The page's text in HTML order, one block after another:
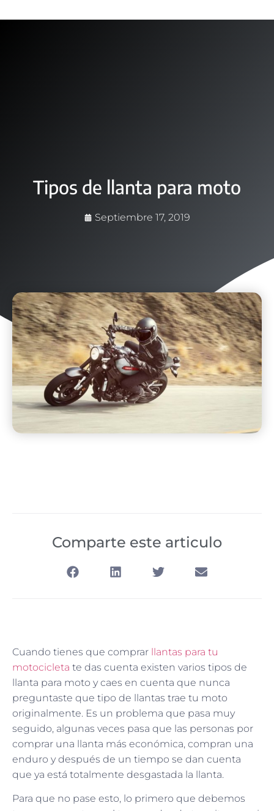
Tipos de llanta para moto
Septiembre 17, 2019
Comparte este articulo
Cuando tienes que comprar llantas para tu
motocicleta te das cuenta existen varios tipos de
llanta para moto y caes en cuenta que nunca
preguntaste que tipo de llantas trae tu moto
originalmente. Es un problema que pasa muy
seguido, algunas veces pasa que las personas por
comprar una llanta más económica, compran una
enduro y después de un tiempo se dan cuenta
que ya está totalmente desgastada la llanta.
Para que no pase esto, lo primero que debemos